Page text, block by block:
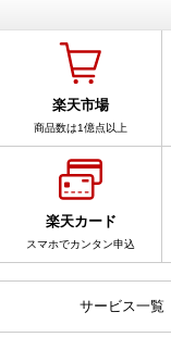
楽天市場
商品数は1億点以上
楽天カード
スマホでカンタン申込
サービス一覧